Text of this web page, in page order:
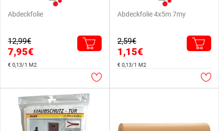
Abdeckfolie
12,99€
7,95€
€ 0,13/1 M2
Abdeckfolie 4x5m 7my
2,59€
1,15€
€ 0,13/1 M2